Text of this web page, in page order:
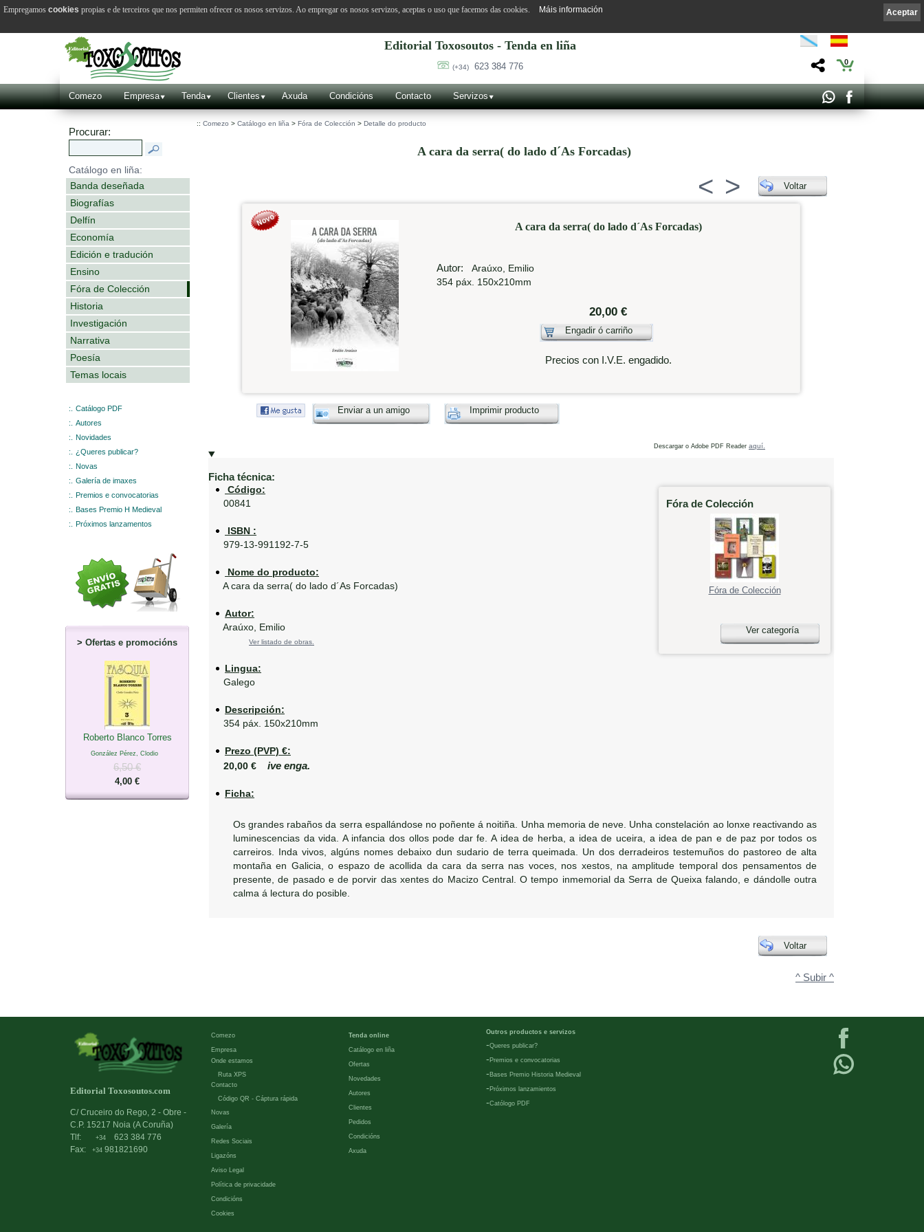
Editorial Toxosoutos - Tenda en liña
(+34) 623 384 776 0
Comezo Empresa Tenda Clientes Axuda Condicións Contacto Servizos
Procurar:
Catálogo en liña:
Banda deseñada
Biografías
Delfín
Economía
Edición e tradución
Ensino
Fóra de Colección
Historia
Investigación
Narrativa
Poesía
Temas locais
:.
Catálogo PDF
:.
Autores
:.
Novidades
:.
¿Queres publicar?
:.
Novas
:.
Galería de imaxes
:.
Premios e convocatorias
:.
Bases Premio H Medieval
:.
Próximos lanzamentos
> Ofertas e promocións
Roberto Blanco Torres
González Pérez, Clodio
6,50 €
4,00 €
:: Comezo > Catálogo en liña > Fóra de Colección > Detalle do producto
A cara da serra( do lado d´As Forcadas)
< > Voltar
A cara da serra( do lado d´As Forcadas)
Autor: Araúxo, Emilio
354 páx. 150x210mm
20,00 €
Engadir ó carriño
Precios con I.V.E. engadido.
Enviar a un amigo Imprimir producto
Descargar o Adobe PDF Reader aquí.
Ficha técnica:
Fóra de Colección
Fóra de Colección
Ver categoría
Código:
00841
ISBN :
979-13-991192-7-5
Nome do producto:
A cara da serra( do lado d´As Forcadas)
Autor:
Araúxo, Emilio
Ver listado de obras.
Lingua:
Galego
Descripción:
354 páx. 150x210mm
Prezo (PVP) €:
20,00 € ive enga.
Ficha:
Os grandes rabaños da serra espallándose no poñente á noitiña. Unha memoria de neve. Unha constelación ao lonxe reactivando as
luminescencias da vida. A infancia dos ollos pode dar fe. A idea de herba, a idea de uceira, a idea de pan e de paz por todos os
carreiros. Inda vivos, algúns nomes debaixo dun sudario de terra queimada. Un dos derradeiros testemuños do pastoreo de alta
montaña en Galicia, o espazo de acollida da cara da serra nas voces, nos xestos, na amplitude temporal dos pensamentos de
presente, de pasado e de porvir das xentes do Macizo Central. O tempo inmemorial da Serra de Queixa falando, e dándolle outra
calma á lectura do posible.
Voltar
^ Subir ^
Editorial Toxosoutos.com
C/ Cruceiro do Rego, 2 - Obre -
C.P. 15217 Noia (A Coruña)
Tlf:
+34
623 384 776
Fax:
+34 981821690
Comezo
Empresa
Onde estamos
Ruta XPS
Contacto
Código QR - Cáptura rápida
Novas
Galería
Redes Sociais
Ligazóns
Aviso Legal
Política de privacidade
Condicións
Cookies
Tenda online
Catálogo en liña
Ofertas
Novedades
Autores
Clientes
Pedidos
Condicións
Axuda
Outros productos e servizos
-Queres publicar?
- Premios e convocatorias
- Bases Premio Historia Medieval
- Próximos lanzamientos
-Católogo PDF
Aceptar
Empregamos cookies propias e de terceiros que nos permiten ofrecer os nosos servizos. Ao empregar os nosos servizos, aceptas o uso que facemos das cookies. Máis información